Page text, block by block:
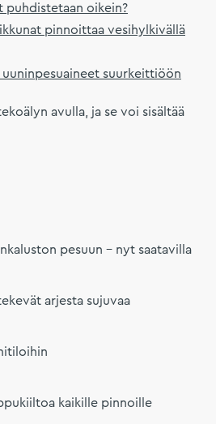
puhdistetaan oikein?
pinnoittaa vesihylkivällä
uuninpesuaineet suurkeittiöön
avulla, ja se voi sisältää
pesuun – nyt saatavilla
arjesta sujuvaa
kaikille pinnoille